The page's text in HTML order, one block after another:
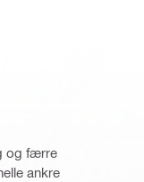
og færre
ankre